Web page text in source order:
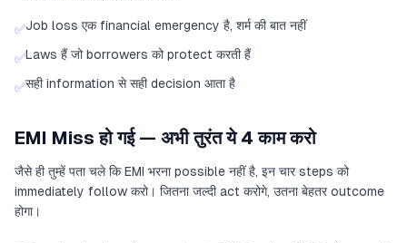
✅Job loss एक financial emergency है, शर्म की बात नहीं
✅Laws हैं जो borrowers को protect करती हैं
✅सही information से सही decision आता है
EMI Miss हो गई — अभी तुरंत ये 4 काम करो
जैसे ही तुम्हें पता चले कि EMI भरना possible नहीं है, इन चार steps को
immediately follow करो। जितना जल्दी act करोगे, उतना बेहतर outcome
होगा।